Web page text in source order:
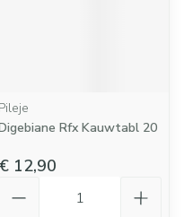
Pileje
Rfx Kauwtabl 20
€ 12,90